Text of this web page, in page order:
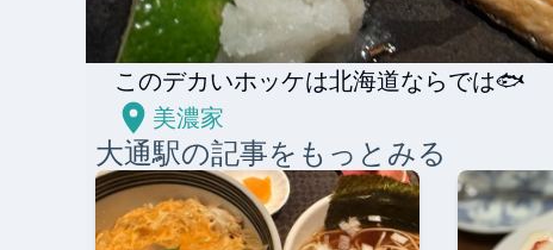
このデカいホッケは北海道ならでは🐟
美濃家
大通駅の記事をもっとみる